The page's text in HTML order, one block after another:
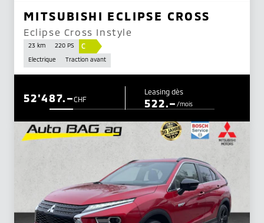
MITSUBISHI ECLIPSE CROSS
Eclipse Cross Instyle
23 km 220 PS C
Electrique Traction avant
CHF
52'487.– Leasing dès
522.–/mois